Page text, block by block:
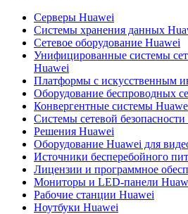
Серверы Huawei
Системы хранения данных
Сетевое оборудование Huawei
Унифицированные системы
Huawei
Платформы с искусственным
Оборудование беспроводных
Конвергентные системы
Системы сетевой
Решения Huawei
Оборудование Huawei для
Источники бесперебойного
Лицензии и программное
Мониторы и LED-панели
Рабочие станции Huawei
Ноутбуки Huawei